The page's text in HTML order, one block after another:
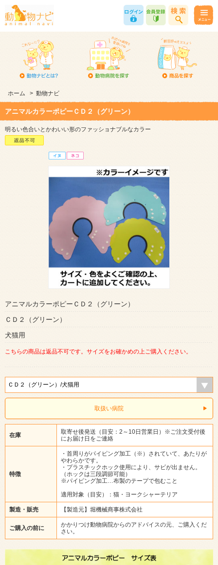
ホーム > 動物ナビ
アニマルカラーポピーＣＤ２（グリーン）
明るい色合いとかわいい形のファッショナブルなカラー
アニマルカラーポピーＣＤ２（グリーン）
ＣＤ２（グリーン）
犬猫用
こちらの商品は返品不可です。サイズをお確かめの上ご購入ください。
取扱い病院
在庫
取寄せ後発送（目安：2～10日営業日）※ご注文受付後
にお届け日をご連絡
特徴
・首周りがパイピング加工（※）されていて、あたりが
やわらかです。
・プラスチックホック使用により、サビが出ません。
（ホックは三段調節可能）
※パイピング加工…布製のテープで包むこと
適用対象（目安）：猫・ヨークシャーテリア
製造・販売 【製造元】堀機械商事株式会社
ご購入の前に
かかりつけ動物病院からのアドバイスの元、ご購入くだ
さい。